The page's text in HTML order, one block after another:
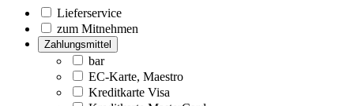
Lieferservice
zum Mitnehmen
Zahlungsmittel
bar
EC-Karte, Maestro
Kreditkarte Visa